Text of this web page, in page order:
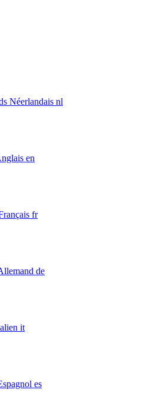
Néerlandais nl
en
fr
de
it
es